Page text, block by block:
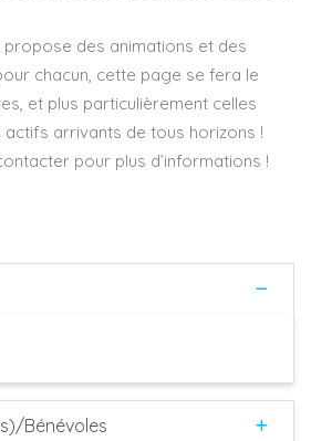
propose des animations et des
chacun, cette page se fera le
et plus particulièrement celles
arrivants de tous horizons !
pour plus d’informations !
Bénévoles